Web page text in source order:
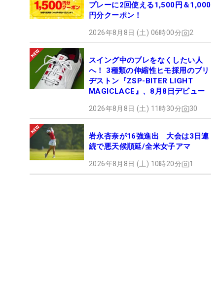
プレーに2回使える1,500円＆1,000
円分クーポン！
2026年8月8日 (土) 06時00分 2
スイング中のブレをなくしたい人
へ！ 3種類の伸縮性ヒモ採用のブリ
ヂストン『ZSP-BITER LIGHT
MAGICLACE』、8月8日デビュー
2026年8月8日 (土) 11時30分 30
岩永杏奈が16強進出 大会は3日連
続で悪天候順延/全米女子アマ
2026年8月8日 (土) 10時20分 1